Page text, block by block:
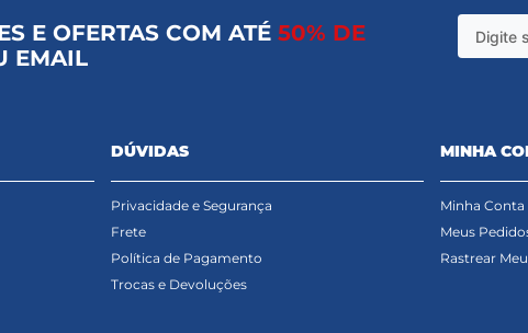
E OFERTAS COM ATÉ 50% DE
EMAIL
DÚVIDAS
Privacidade e Segurança
Frete
Política de Pagamento
Trocas e Devoluções
MINHA
Minha Conta
Meus
Rastrear